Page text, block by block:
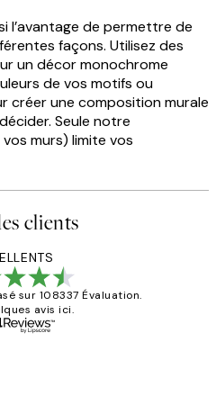
l’avantage de permettre de
façons. Utilisez des
un décor monochrome
de vos motifs ou
créer une composition murale
Seule notre
murs) limite vos
clients
sur 108337 Évaluation.
avis ici.